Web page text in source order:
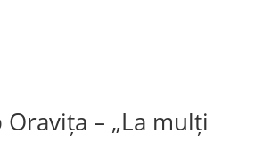
– „La mulți